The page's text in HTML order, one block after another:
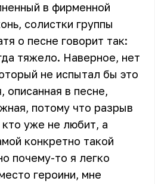
в фирменной
солистки группы
о песне говорит так:
тяжело. Наверное, нет
не испытал бы это
описанная в песне,
потому что разрыв
уже не любит, а
конкретно такой
почему-то я легко
героини, мне